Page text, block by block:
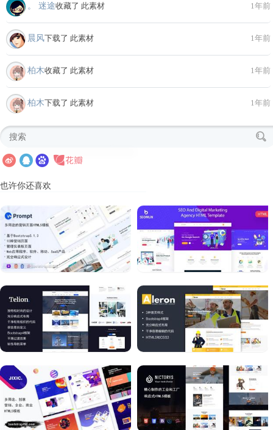
。 迷途收藏了 此素材 1年前
晨风下载了 此素材 1年前
柏木收藏了 此素材 1年前
柏木下载了 此素材 1年前
也许你还喜欢